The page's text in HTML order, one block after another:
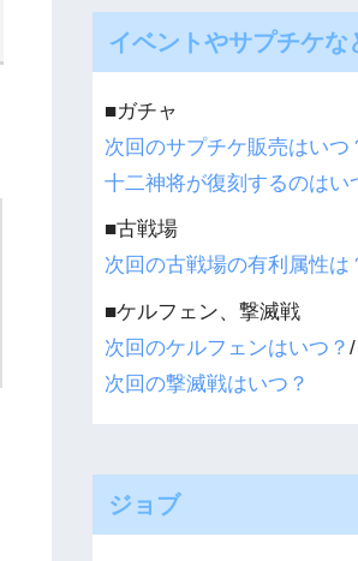
イベントやサプチケな
■ガチャ
次回のサプチケ販売はいつ
十二神将が復刻するのはい
■古戦場
次回の古戦場の有利属性は
■ケルフェン、撃滅戦
次回のケルフェンはいつ？/
次回の撃滅戦はいつ？
ジョブ